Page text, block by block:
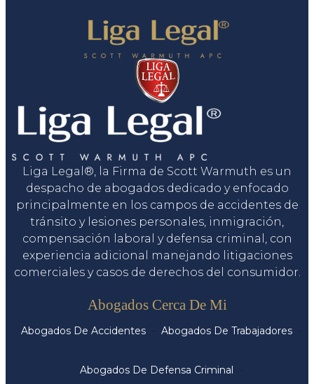
Liga Legal®, la Firma de Scott Warmuth es un
despacho de abogados dedicado y enfocado
principalmente en los campos de accidentes de
tránsito y lesiones personales, inmigración,
compensación laboral y defensa criminal, con
experiencia adicional manejando litigaciones
comerciales y casos de derechos del consumidor.
Abogados Cerca De Mi
Abogados De Accidentes Abogados De Trabajadores
Abogados De Defensa Criminal